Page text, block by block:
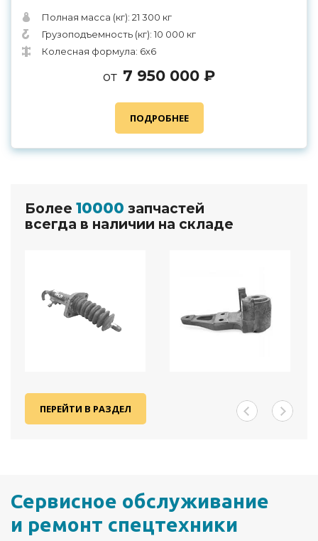
Полная масса (кг): 21 300 кг
Грузоподъемность (кг): 10 000 кг
Колесная формула: 6х6
от 7 950 000 ₽
ПОДРОБНЕЕ
Более 10000 запчастей
всегда в наличии на складе
ПЕРЕЙТИ В РАЗДЕЛ
Сервисное обслуживание
и ремонт спецтехники